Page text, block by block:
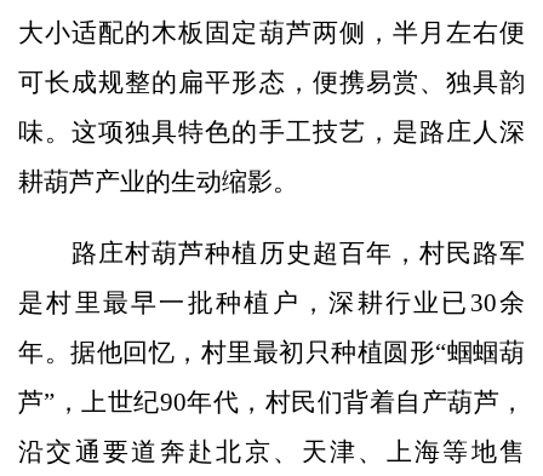
大小适配的木板固定葫芦两侧，半月左右便
可长成规整的扁平形态，便携易赏、独具韵
味。这项独具特色的手工技艺，是路庄人深
耕葫芦产业的生动缩影。
路庄村葫芦种植历史超百年，村民路军
是村里最早一批种植户，深耕行业已30余
年。据他回忆，村里最初只种植圆形“蝈蝈葫
芦”，上世纪90年代，村民们背着自产葫芦，
沿交通要道奔赴北京、天津、上海等地售